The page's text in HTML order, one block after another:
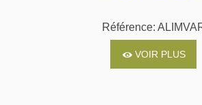
Référence:
VOIR PLUS